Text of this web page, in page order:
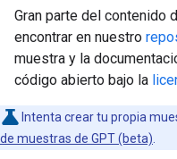
Gran parte del contenido
encontrar en nuestro
muestra y la
código abierto bajo la
Intenta crear tu propia
de muestras de GPT (beta)